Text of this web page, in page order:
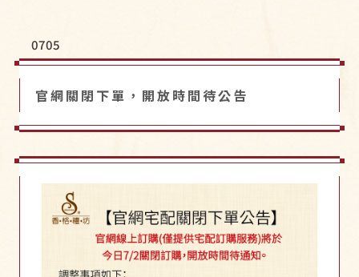
0705
官網關閉下單，開放時間待公告